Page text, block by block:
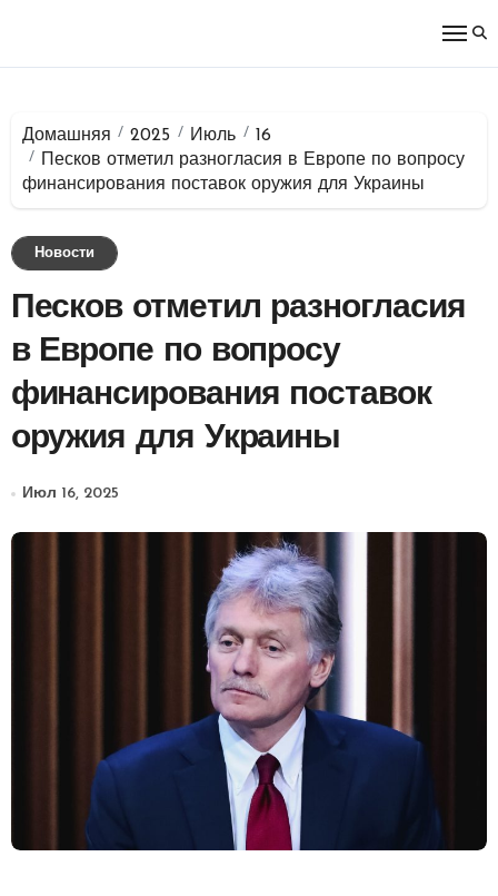
Домашняя 2025 Июль
16
Песков отметил разногласия в Европе по вопросу
финансирования поставок оружия для Украины
Новости
Песков отметил разногласия
в Европе по вопросу
финансирования поставок
оружия для Украины
Июл 16, 2025